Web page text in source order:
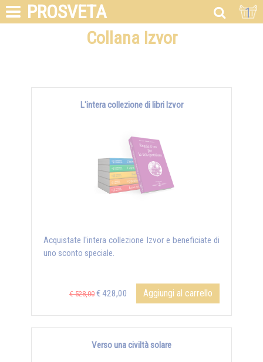
PROSVETA 1
Collana Izvor
L'intera collezione di libri Izvor
Acquistate l'intera collezione Izvor e beneficiate di
uno sconto speciale.
€ 528,00 € 428,00 Aggiungi al carrello
Verso una civiltà solare